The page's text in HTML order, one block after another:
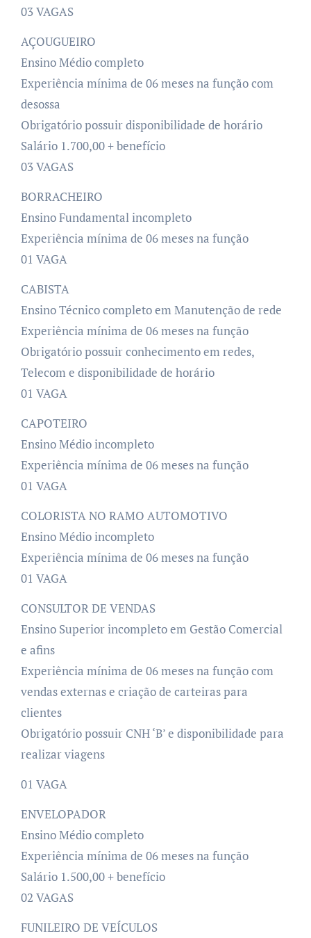
03 VAGAS
AÇOUGUEIRO
Ensino Médio completo
Experiência mínima de 06 meses na função com
desossa
Obrigatório possuir disponibilidade de horário
Salário 1.700,00 + benefício
03 VAGAS
BORRACHEIRO
Ensino Fundamental incompleto
Experiência mínima de 06 meses na função
01 VAGA
CABISTA
Ensino Técnico completo em Manutenção de rede
Experiência mínima de 06 meses na função
Obrigatório possuir conhecimento em redes,
Telecom e disponibilidade de horário
01 VAGA
CAPOTEIRO
Ensino Médio incompleto
Experiência mínima de 06 meses na função
01 VAGA
COLORISTA NO RAMO AUTOMOTIVO
Ensino Médio incompleto
Experiência mínima de 06 meses na função
01 VAGA
CONSULTOR DE VENDAS
Ensino Superior incompleto em Gestão Comercial
e afins
Experiência mínima de 06 meses na função com
vendas externas e criação de carteiras para
clientes
Obrigatório possuir CNH ‘B’ e disponibilidade para
realizar viagens
01 VAGA
ENVELOPADOR
Ensino Médio completo
Experiência mínima de 06 meses na função
Salário 1.500,00 + benefício
02 VAGAS
FUNILEIRO DE VEÍCULOS